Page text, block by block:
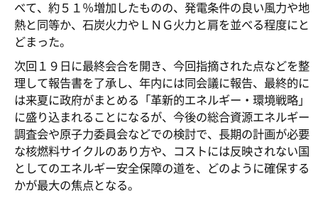
べて、約５１％増加したものの、発電条件の良い風力や地
熱と同等か、石炭火力やＬＮＧ火力と肩を並べる程度にと
どまった。
次回１９日に最終会合を開き、今回指摘された点などを整
理して報告書を了承し、年内には同会議に報告、最終的に
は来夏に政府がまとめる「革新的エネルギー・環境戦略」
に盛り込まれることになるが、今後の総合資源エネルギー
調査会や原子力委員会などでの検討で、長期の計画が必要
な核燃料サイクルのあり方や、コストには反映されない国
としてのエネルギー安全保障の道を、どのように確保する
かが最大の焦点となる。